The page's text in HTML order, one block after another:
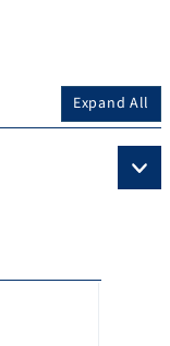
Expand All